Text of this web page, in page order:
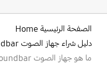
الصفحة الرئيسية Home
دليل شراء جهاز الصوت soundbar
ما هو جهاز الصوت soundbar